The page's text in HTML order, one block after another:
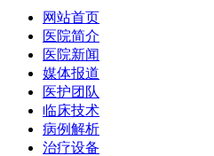
网站首页
医院简介
医院新闻
媒体报道
医护团队
临床技术
病例解析
治疗设备